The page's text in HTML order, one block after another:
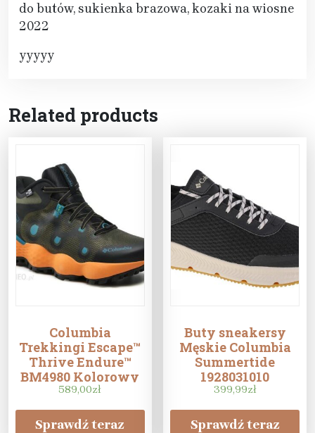
do butów, sukienka brazowa, kozaki na wiosne
2022
yyyyy
Related products
Columbia
Trekkingi Escape™
Thrive Endure™
BM4980 Kolorowy
589,00zł
Sprawdź teraz
Buty sneakersy
Męskie Columbia
Summertide
1928031010
Rozmiar: 44.5
399,99zł
Sprawdź teraz